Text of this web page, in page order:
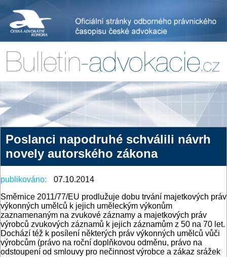
Poslanci napodruhé schválili návrh
novely autorského zákona
publikováno:
07.10.2014
Směrnice 2011/77/EU prodlužuje dobu trvání majetkových práv
výkonných umělců k jejich uměleckým výkonům
zaznamenaným na zvukové záznamy a majetkových práv
výrobců zvukových záznamů k jejich záznamům z 50 na 70 let.
Dochází též k posílení některých práv výkonných umělců vůči
výrobcům (právo na roční doplňkovou odměnu, právo na
odstoupení od smlouvy pro nečinnost výrobce a zákaz srážek